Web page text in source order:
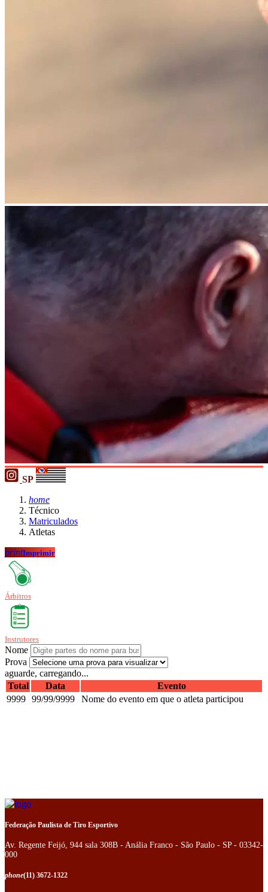
SP
home
Técnico
Matriculados
Atletas
printImprimir
Árbitros
Instrutores
Nome
Prova
aguarde, carregando...
Total
Data
Evento
9999 99/99/9999 Nome do evento em que o atleta participou
Federação Paulista de Tiro Esportivo
Av. Regente Feijó, 944 sala 308B - Anália Franco - São Paulo - SP - 03342-
000
phone(11) 3672-1322